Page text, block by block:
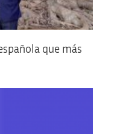
que más